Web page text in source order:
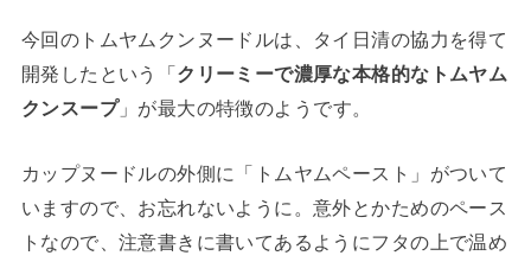
今回のトムヤムクンヌードルは、タイ日清の協力を得て
開発したという「クリーミーで濃厚な本格的なトムヤム
クンスープ」が最大の特徴のようです。
カップヌードルの外側に「トムヤムペースト」がついて
いますので、お忘れないように。意外とかためのペース
トなので、注意書きに書いてあるようにフタの上で温め